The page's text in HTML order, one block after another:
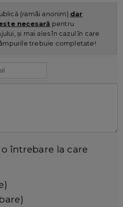
(ramâi anonim) dar
necesară pentru
și mai ales în cazul în care
trebuie completate!
întrebare la care